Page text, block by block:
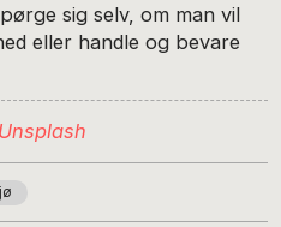
sig selv, om man vil
eller handle og bevare
Unsplash